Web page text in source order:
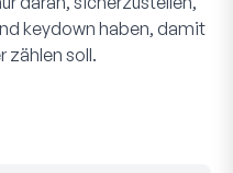
keydown haben, damit
zählen soll.